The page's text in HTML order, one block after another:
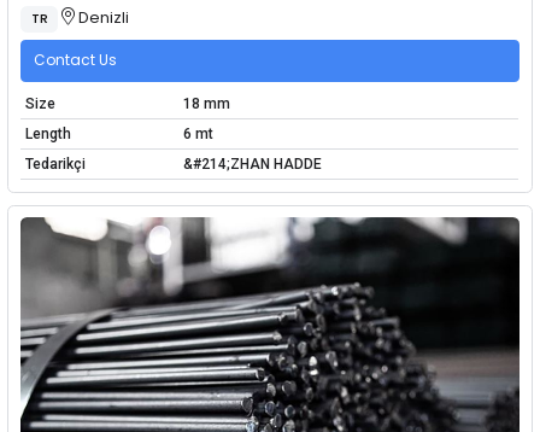
TR Denizli
Contact Us
Size
18 mm
Length
6 mt
Tedarikçi
&#214;ZHAN HADDE